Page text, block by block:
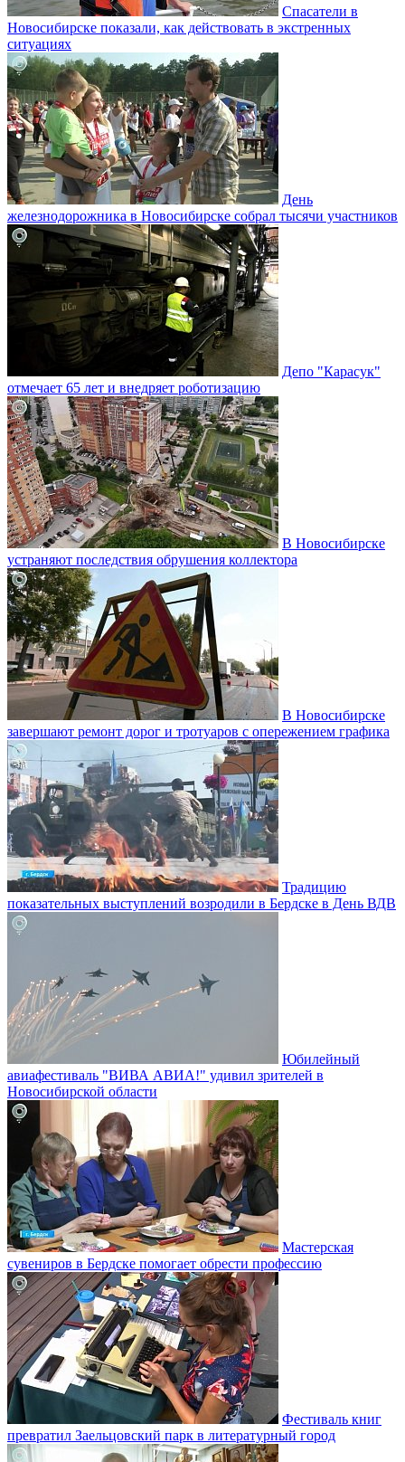
Спасатели в
Новосибирске показали, как действовать в экстренных
ситуациях
День
железнодорожника в Новосибирске собрал тысячи участников
Депо "Карасук"
отмечает 65 лет и внедряет роботизацию
В Новосибирске
устраняют последствия обрушения коллектора
В Новосибирске
завершают ремонт дорог и тротуаров с опережением графика
Традицию
показательных выступлений возродили в Бердске в День ВДВ
Юбилейный
авиафестиваль "ВИВА АВИА!" удивил зрителей в
Новосибирской области
Мастерская
сувениров в Бердске помогает обрести профессию
Фестиваль книг
превратил Заельцовский парк в литературный город